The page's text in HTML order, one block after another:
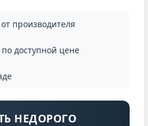
производителя
доступной цене
НЕДОРОГО